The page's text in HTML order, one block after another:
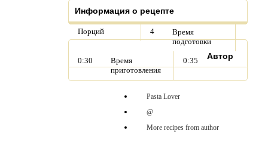
Информация о рецепте
Порций 4
Время
подготовки
0:30
Время
приготовления
0:35 Автор
Pasta Lover
@
More recipes from author